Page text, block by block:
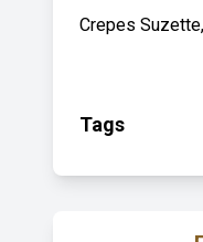
Crepes
Tags